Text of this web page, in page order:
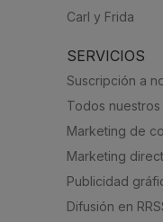
Carl y Frida
SERVICIOS
Suscripción a
Todos
Marketing de
Marketing
Publicidad
Difusión en